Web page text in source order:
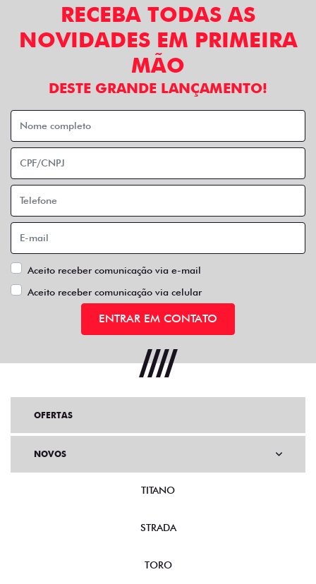
RECEBA TODAS AS
NOVIDADES EM PRIMEIRA
MÃO
DESTE GRANDE LANÇAMENTO!
Aceito receber comunicação via e-mail
Aceito receber comunicação via celular
ENTRAR EM CONTATO
OFERTAS
NOVOS
TITANO
STRADA
TORO